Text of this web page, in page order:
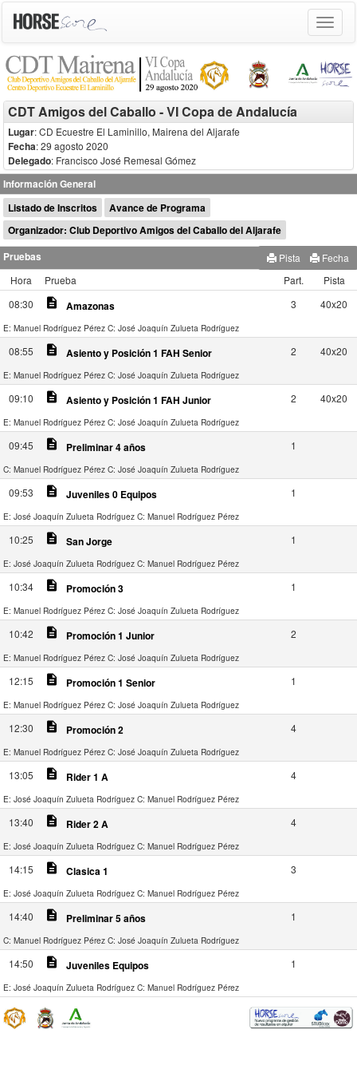
Toggle
CDT Amigos del Caballo - VI Copa de Andalucía
Lugar: CD Ecuestre El Laminillo, Mairena del Aljarafe
Fecha: 29 agosto 2020
Delegado: Francisco José Remesal Gómez
Información General
Listado de Inscritos
Avance de Programa
Organizador: Club Deportivo Amigos del Caballo del Aljarafe
Pruebas
Fecha
Pista
Hora
Prueba Part.
Pista
08:30
description Amazonas 3 40x20
E: Manuel Rodríguez Pérez C: José Joaquín Zulueta Rodríguez
08:55 description Asiento y Posición 1 FAH Senior 2 40x20
E: Manuel Rodríguez Pérez C: José Joaquín Zulueta Rodríguez
09:10 description Asiento y Posición 1 FAH Junior 2 40x20
E: Manuel Rodríguez Pérez C: José Joaquín Zulueta Rodríguez
09:45 description Preliminar 4 años 1
C: Manuel Rodríguez Pérez C: José Joaquín Zulueta Rodríguez
09:53 description Juveniles 0 Equipos 1
E: José Joaquín Zulueta Rodríguez C: Manuel Rodríguez Pérez
10:25 description San Jorge 1
E: José Joaquín Zulueta Rodríguez C: Manuel Rodríguez Pérez
10:34 description Promoción 3 1
E: Manuel Rodríguez Pérez C: José Joaquín Zulueta Rodríguez
10:42 description Promoción 1 Junior 2
E: Manuel Rodríguez Pérez C: José Joaquín Zulueta Rodríguez
12:15 description Promoción 1 Senior 1
E: Manuel Rodríguez Pérez C: José Joaquín Zulueta Rodríguez
12:30 description Promoción 2 4
E: Manuel Rodríguez Pérez C: José Joaquín Zulueta Rodríguez
13:05 description Rider 1 A 4
E: José Joaquín Zulueta Rodríguez C: Manuel Rodríguez Pérez
13:40 description Rider 2 A 4
E: José Joaquín Zulueta Rodríguez C: Manuel Rodríguez Pérez
14:15 description Clasica 1 3
E: José Joaquín Zulueta Rodríguez C: Manuel Rodríguez Pérez
14:40 description Preliminar 5 años 1
C: Manuel Rodríguez Pérez C: José Joaquín Zulueta Rodríguez
14:50 description Juveniles Equipos 1
E: José Joaquín Zulueta Rodríguez C: Manuel Rodríguez Pérez